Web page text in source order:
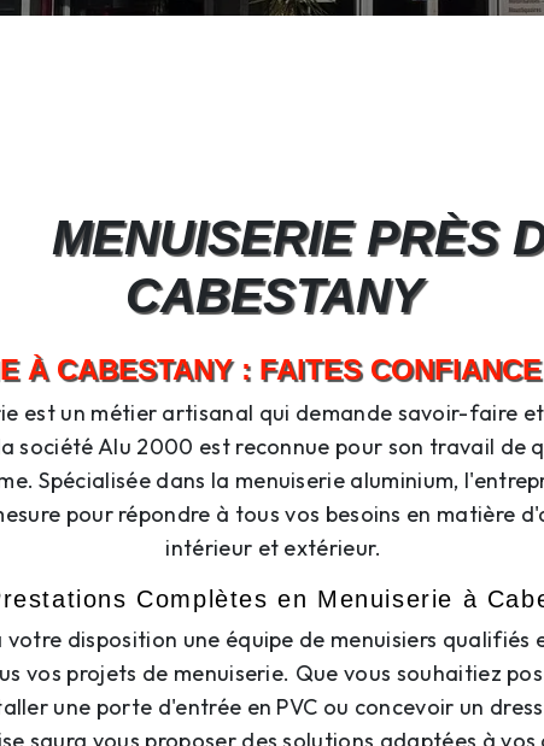
MENUISERIE PRÈS
CABESTANY
À CABESTANY : FAITES
est un métier artisanal qui demande savoir-faire
société Alu 2000 est reconnue pour son travail de
Spécialisée dans la menuiserie aluminium,
pour répondre à tous vos besoins en matière
intérieur et extérieur.
Complètes en Menuiserie à
disposition une équipe de menuisiers qualifiés
vos projets de menuiserie. Que vous souhaitiez
une porte d'entrée en PVC ou concevoir un